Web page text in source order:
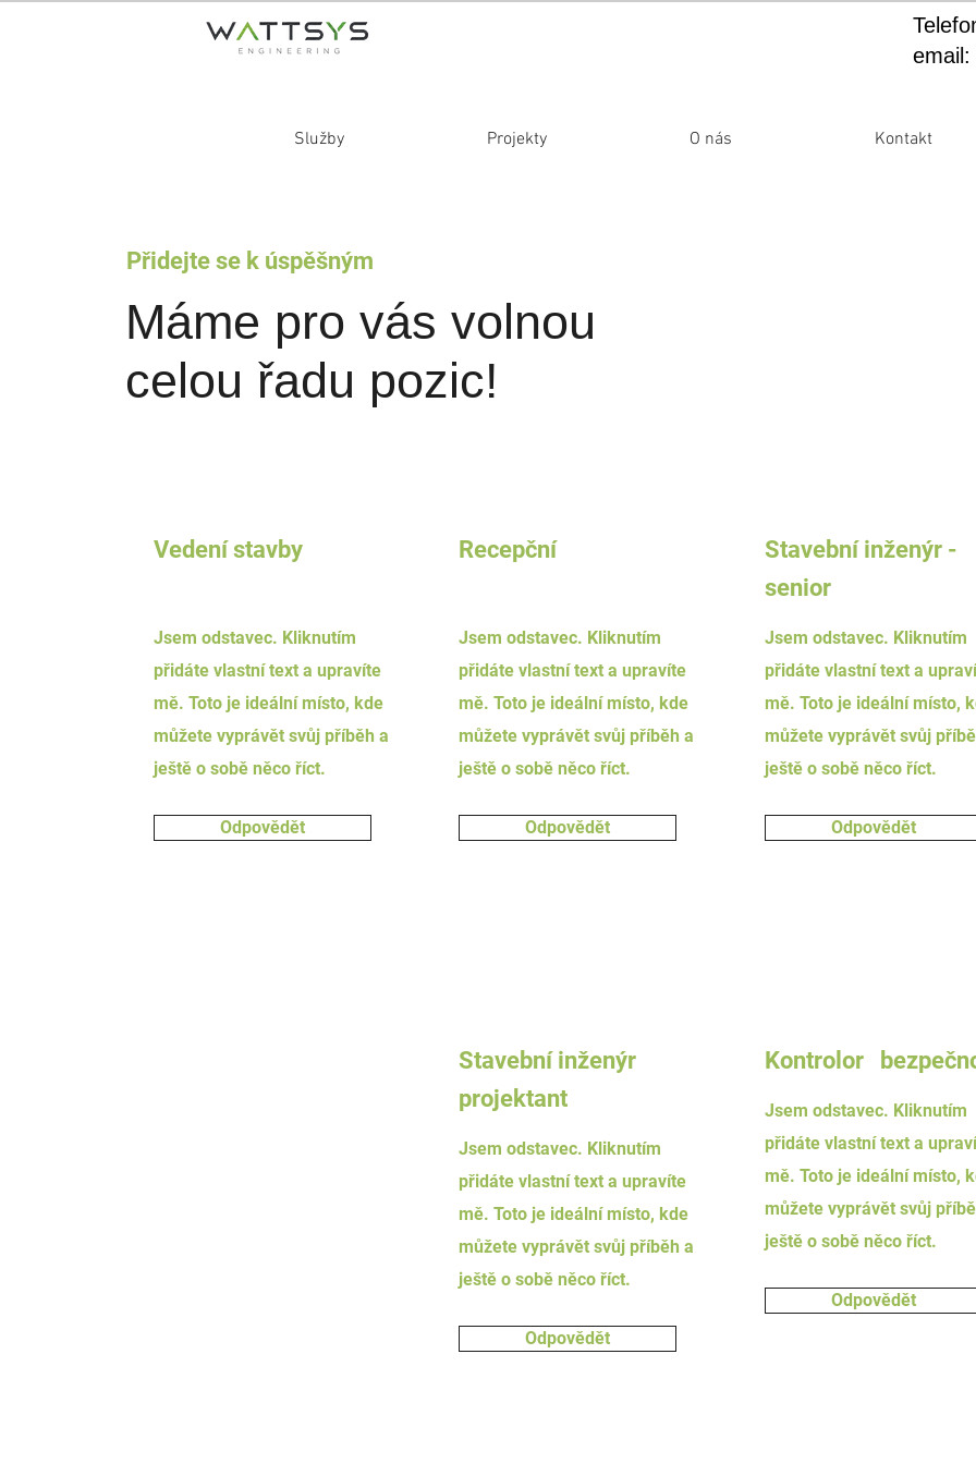
email:
Služby Projekty O nás Kontakt
Přidejte se k úspěšným
Máme pro vás volnou
celou řadu pozic!
Vedení stavby
Jsem odstavec. Kliknutím
přidáte vlastní text a upravíte
mě. Toto je ideální místo, kde
můžete vyprávět svůj příběh a
ještě o sobě něco říct.
Odpovědět
Recepční
Jsem odstavec. Kliknutím
přidáte vlastní text a upravíte
mě. Toto je ideální místo, kde
můžete vyprávět svůj příběh a
ještě o sobě něco říct.
Odpovědět
Stavební inženýr -
senior
Jsem odstavec. Kliknutím
přidáte vlastní text a
mě. Toto je ideální místo,
můžete vyprávět svůj
ještě o sobě něco říct.
Odpovědět
Stavební inženýr
projektant
Jsem odstavec. Kliknutím
přidáte vlastní text a upravíte
mě. Toto je ideální místo, kde
můžete vyprávět svůj příběh a
ještě o sobě něco říct.
Odpovědět
Kontrolor
Jsem odstavec. Kliknutím
přidáte vlastní text a
mě. Toto je ideální místo,
můžete vyprávět svůj
ještě o sobě něco říct.
Odpovědět